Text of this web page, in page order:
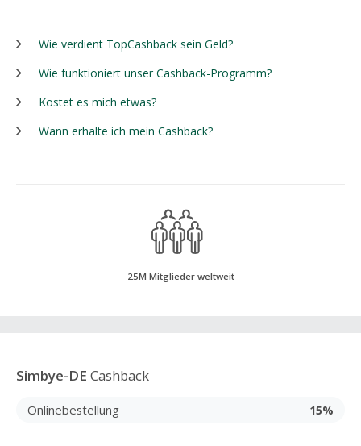
Wie verdient TopCashback sein Geld?
Wie funktioniert unser Cashback-Programm?
Kostet es mich etwas?
Wann erhalte ich mein Cashback?
25M Mitglieder weltweit
Simbye-DE Cashback
Onlinebestellung 15%